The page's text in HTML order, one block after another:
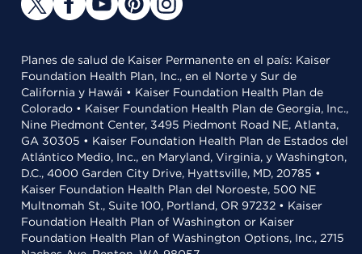
Planes de salud de Kaiser Permanente en el país: Kaiser
Foundation Health Plan, Inc., en el Norte y Sur de
California y Hawái • Kaiser Foundation Health Plan de
Colorado • Kaiser Foundation Health Plan de Georgia, Inc.,
Nine Piedmont Center, 3495 Piedmont Road NE, Atlanta,
GA 30305 • Kaiser Foundation Health Plan de Estados del
Atlántico Medio, Inc., en Maryland, Virginia, y Washington,
D.C., 4000 Garden City Drive, Hyattsville, MD, 20785 •
Kaiser Foundation Health Plan del Noroeste, 500 NE
Multnomah St., Suite 100, Portland, OR 97232 • Kaiser
Foundation Health Plan of Washington or Kaiser
Foundation Health Plan of Washington Options, Inc., 2715